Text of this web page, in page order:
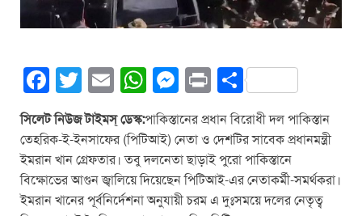
F
a
c
e
b
T
wi
tt
er
E
m
ail
W
h
at
s
A
M
ss
e
n
Pr
in
t
S
h
ar
e
সিলেট নিউজ টাইমস্ ডেস্ক:পাকিস্তানের প্রধান বিরোধী দল পাকিস্তান
তেহরিক-ই-ইনসাফের (পিটিআই) নেতা ও দেশটির সাবেক প্রধানমন্ত্রী
ইমরান খান গ্রেফতার। তবু দলনেতা ছাড়াই পুরো পাকিস্তানে
বিক্ষোভের আগুন জ্বালিয়ে দিয়েছেন পিটিআই-এর নেতাকর্মী-সমর্থকরা।
ইমরান খানের পূর্বনির্দেশনা অনুযায়ী চরম এ দুঃসময়ে দলের নেতৃত্ব